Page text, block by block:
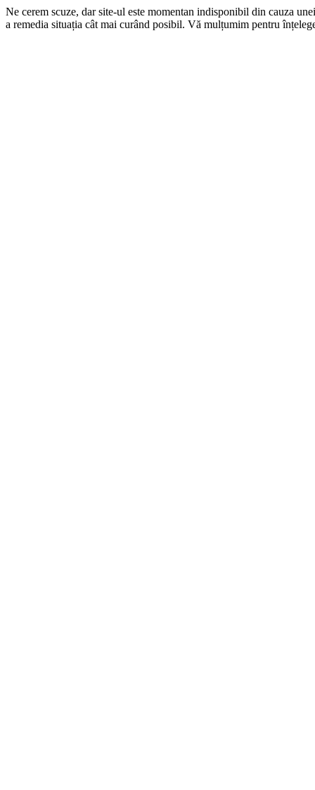
Ne cerem scuze, dar site-ul este momentan indisponibil din cauza
a remedia situația cât mai curând posibil. Vă mulțumim pentru